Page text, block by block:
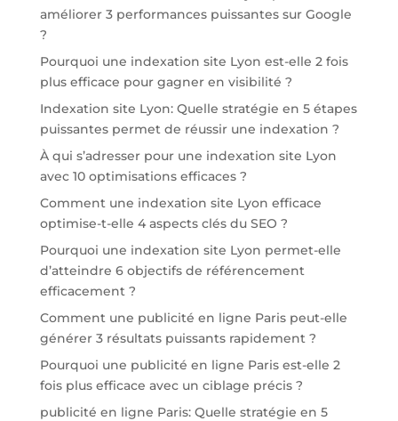
améliorer 3 performances puissantes sur Google
?
Pourquoi une indexation site Lyon est-elle 2 fois
plus efficace pour gagner en visibilité ?
Indexation site Lyon: Quelle stratégie en 5 étapes
puissantes permet de réussir une indexation ?
À qui s’adresser pour une indexation site Lyon
avec 10 optimisations efficaces ?
Comment une indexation site Lyon efficace
optimise-t-elle 4 aspects clés du SEO ?
Pourquoi une indexation site Lyon permet-elle
d’atteindre 6 objectifs de référencement
efficacement ?
Comment une publicité en ligne Paris peut-elle
générer 3 résultats puissants rapidement ?
Pourquoi une publicité en ligne Paris est-elle 2
fois plus efficace avec un ciblage précis ?
publicité en ligne Paris: Quelle stratégie en 5